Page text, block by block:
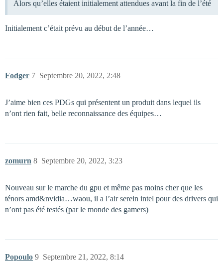
Alors qu’elles étaient initialement attendues avant la fin de l’été
Initialement c’était prévu au début de l’année…
Fodger Septembre 20, 2022, 2:48
7
J’aime bien ces PDGs qui présentent un produit dans lequel ils
n’ont rien fait, belle reconnaissance des équipes…
zomurn Septembre 20, 2022, 3:23
8
Nouveau sur le marche du gpu et même pas moins cher que les
ténors amd&nvidia…waou, il a l’air serein intel pour des drivers qui
n’ont pas été testés (par le monde des gamers)
Popoulo Septembre 21, 2022, 8:14
9